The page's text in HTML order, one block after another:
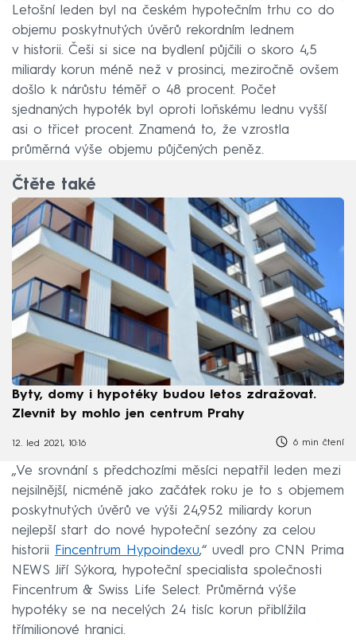
Letošní leden byl na českém hypotečním trhu co do
objemu poskytnutých úvěrů rekordním lednem
v historii. Češi si sice na bydlení půjčili o skoro 4,5
miliardy korun méně než v prosinci, meziročně ovšem
došlo k nárůstu téměř o 48 procent. Počet
sjednaných hypoték byl oproti loňskému lednu vyšší
asi o třicet procent. Znamená to, že vzrostla
průměrná výše objemu půjčených peněz.
Čtěte také
Byty, domy i hypotéky budou letos zdražovat.
Zlevnit by mohlo jen centrum Prahy
12. led 2021, 10:16 6 min čtení
„Ve srovnání s předchozími měsíci nepatřil leden mezi
nejsilnější, nicméně jako začátek roku je to s objemem
poskytnutých úvěrů ve výši 24,952 miliardy korun
nejlepší start do nové hypoteční sezóny za celou
historii
Fincentrum Hypoindexu,“ uvedl pro CNN Prima
NEWS Jiří Sýkora, hypoteční specialista společnosti
Fincentrum & Swiss Life Select. Průměrná výše
hypotéky se na necelých 24 tisíc korun přiblížila
třímilionové hranici.